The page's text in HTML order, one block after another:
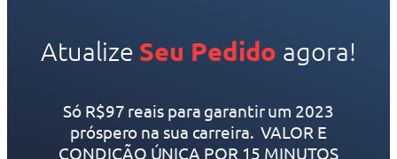
Atualize Seu Pedido agora!
Só R$97 reais para garantir um 2023
próspero na sua carreira. VALOR E
CONDIÇÃO ÚNICA POR 15 MINUTOS